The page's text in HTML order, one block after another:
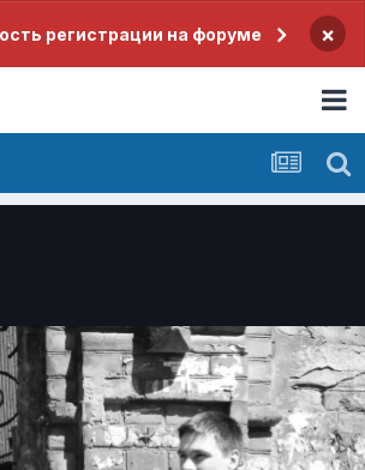
регистрации на форуме ×